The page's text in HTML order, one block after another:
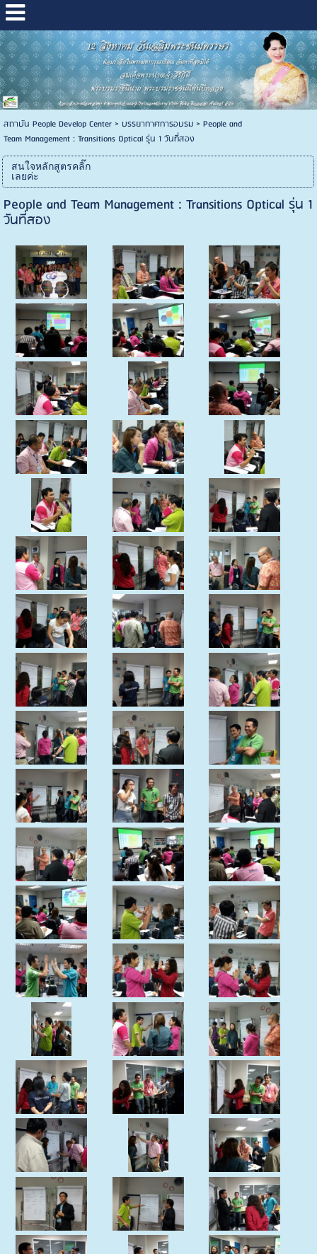
สถาบัน People Develop Center> บรรยากาศการอบรม> People and
Team Management : Transitions Optical รุ่น 1 วันที่สอง
สนใจหลักสูตรคลิ๊ก
เลยค่ะ
People and Team Management : Transitions Optical รุ่น 1
วันที่สอง